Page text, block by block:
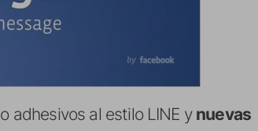
o adhesivos al estilo LINE y nuevas